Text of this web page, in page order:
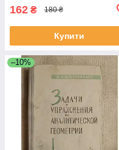
162 ₴ 180 ₴
Купити
–10%